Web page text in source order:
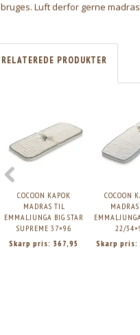
bruges. Luft derfor gerne
RELATEREDE PRODUKTER
COCOON KAPOK
MADRAS TIL
EMMALJUNGA BIG STAR
SUPREME 37×96
Skarp pris: 367,95
COCOON
22/
Skarp pris: